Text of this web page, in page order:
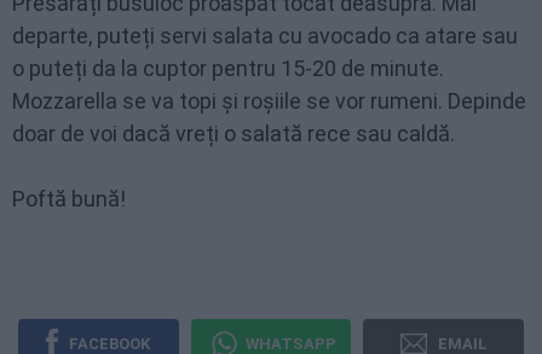
departe, puteți servi salata cu avocado ca atare sau
o puteți da la cuptor pentru 15-20 de minute.
Mozzarella se va topi și roșiile se vor rumeni. Depinde
doar de voi dacă vreți o salată rece sau caldă.
Poftă bună!
FACEBOOK WHATSAPP EMAIL